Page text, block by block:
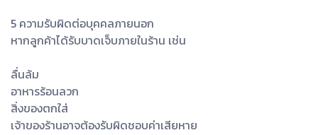
5 ความรับผิดต่อบุคคลภายนอก
หากลูกค้าได้รับบาดเจ็บภายในร้าน เช่น
ลื่นล้ม
อาหารร้อนลวก
สิ่งของตกใส่
เจ้าของร้านอาจต้องรับผิดชอบค่าเสียหาย